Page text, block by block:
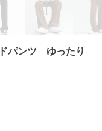
パンツ ゆったり